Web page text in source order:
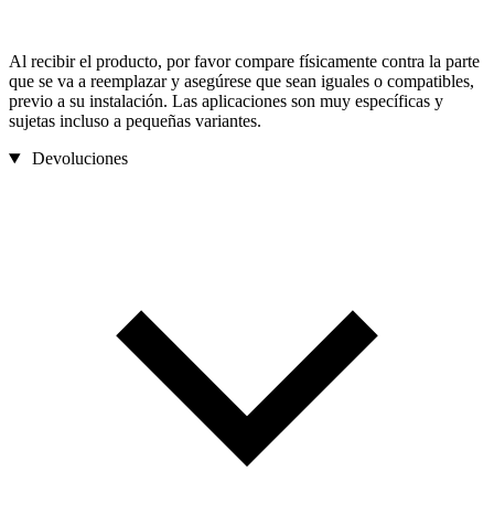
Al recibir el producto, por favor compare físicamente contra la parte
que se va a reemplazar y asegúrese que sean iguales o compatibles,
previo a su instalación. Las aplicaciones son muy específicas y
sujetas incluso a pequeñas variantes.
Devoluciones